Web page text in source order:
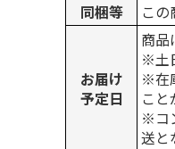
同梱等
こ
お届け
予定日
商品
※土
※在
こ
※コ
送と